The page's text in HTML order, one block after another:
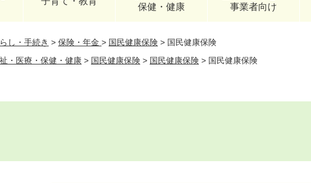
保健・健康
事業者向け
し・手続き > 保険・年金 > 国民健康保険 > 国民健康保険
・医療・保健・健康 > 国民健康保険 > 国民健康保険 > 国民健康保険